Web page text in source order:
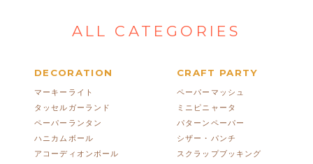
ALL CATEGORIES
DECORATION
マーキーライト
タッセルガーランド
ペーパーランタン
ハニカムボール
アコーディオンボール
CRAFT PARTY
ペーパーマッシュ
ミニピニャータ
パターンペーパー
シザー・パンチ
スクラップブッキング